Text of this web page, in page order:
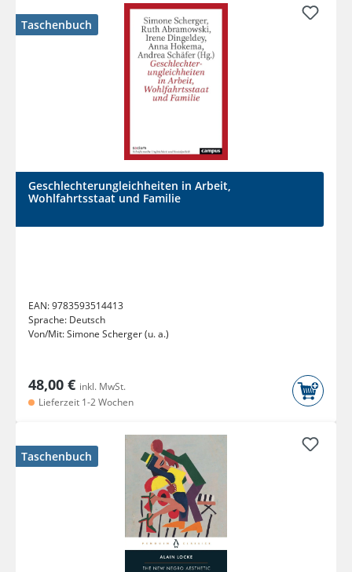
Taschenbuch
Geschlechterungleichheiten in Arbeit,
Wohlfahrtsstaat und Familie
EAN:9783593514413
Sprache: Deutsch
Von/Mit:Simone Scherger (u. a.)
48,00 € inkl. MwSt.
Lieferzeit 1-2 Wochen
Taschenbuch